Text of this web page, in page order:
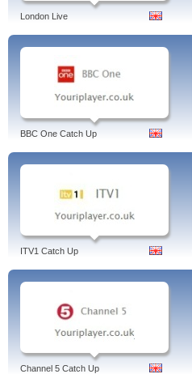
London Live
BBC One Catch Up
ITV1 Catch Up
Channel 5 Catch Up